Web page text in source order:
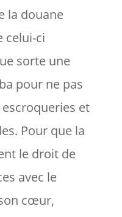
la douane
celui-ci
sorte une
pour ne pas
et
Pour que la
le droit de
avec le
cœur,